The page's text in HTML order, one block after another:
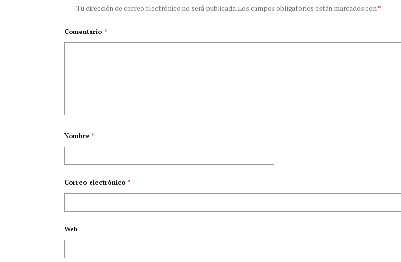
Tu dirección de correo electrónico no será publicada.Los campos obligatorios están marcados con*
Comentario *
Nombre *
Correo electrónico *
Web